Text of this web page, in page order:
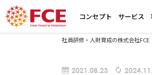
コンセプト サービス
社員研修・人財育成の株式会社
2021.08.23